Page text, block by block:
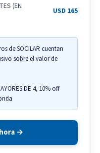
(EN
USD 165
de SOCILAR cuentan
sobre el valor de
DE 4, 10% off
→